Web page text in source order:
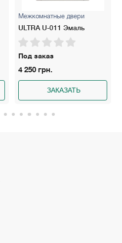
Межкомнатные двери
ULTRA U-011 Эмаль
Под заказ
4 250 грн.
ЗАКАЗАТЬ